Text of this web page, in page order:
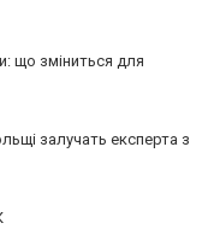
що зміниться для
залучать експерта з